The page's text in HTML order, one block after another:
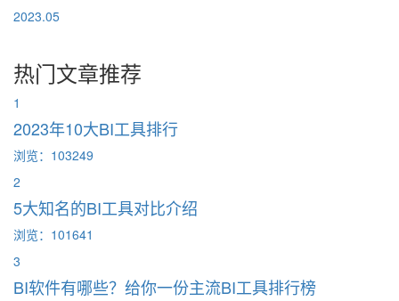
2023.05
热门文章推荐
1
2023年10大BI工具排行
浏览：103249
2
5大知名的BI工具对比介绍
浏览：101641
3
BI软件有哪些？给你一份主流BI工具排行榜